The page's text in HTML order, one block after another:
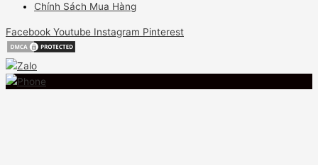
Chính Sách Mua Hàng
Facebook Youtube Instagram Pinterest